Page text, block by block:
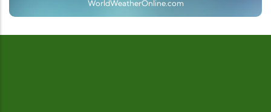
WorldWeatherOnline.com